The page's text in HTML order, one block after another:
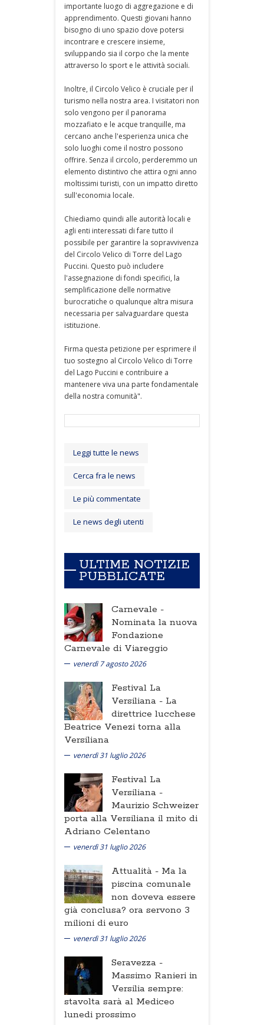
importante luogo di aggregazione e di
apprendimento. Questi giovani hanno
bisogno di uno spazio dove potersi
incontrare e crescere insieme,
sviluppando sia il corpo che la mente
attraverso lo sport e le attività sociali.
Inoltre, il Circolo Velico è cruciale per il
turismo nella nostra area. I visitatori non
solo vengono per il panorama
mozzafiato e le acque tranquille, ma
cercano anche l'esperienza unica che
solo luoghi come il nostro possono
offrire. Senza il circolo, perderemmo un
elemento distintivo che attira ogni anno
moltissimi turisti, con un impatto diretto
sull'economia locale.
Chiediamo quindi alle autorità locali e
agli enti interessati di fare tutto il
possibile per garantire la sopravvivenza
del Circolo Velico di Torre del Lago
Puccini. Questo può includere
l'assegnazione di fondi specifici, la
semplificazione delle normative
burocratiche o qualunque altra misura
necessaria per salvaguardare questa
istituzione.
Firma questa petizione per esprimere il
tuo sostegno al Circolo Velico di Torre
del Lago Puccini e contribuire a
mantenere viva una parte fondamentale
della nostra comunità".
Leggi tutte le news
Cerca fra le news
Le più commentate
Le news degli utenti
ULTIME NOTIZIE
PUBBLICATE
Carnevale -
Nominata la nuova
Fondazione
Carnevale di Viareggio
venerdì 7 agosto 2026
Festival La
Versiliana - La
direttrice lucchese
Beatrice Venezi torna alla
Versiliana
venerdì 31 luglio 2026
Festival La
Versiliana -
Maurizio Schweizer
porta alla Versiliana il mito di
Adriano Celentano
venerdì 31 luglio 2026
Attualità - Ma la
piscina comunale
non doveva essere
già conclusa? ora servono 3
milioni di euro
venerdì 31 luglio 2026
Seravezza -
Massimo Ranieri in
Versilia sempre:
stavolta sarà al Mediceo
lunedi prossimo